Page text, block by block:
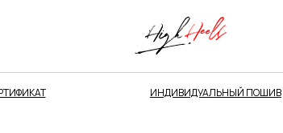
ИНДИВИДУАЛЬНЫЙ ПОШИВ